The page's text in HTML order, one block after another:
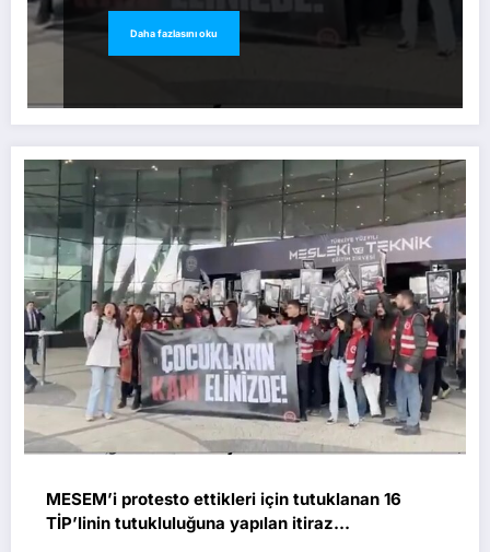
Daha fazlasını oku
MESEM’i protesto ettikleri için tutuklanan 16
TİP’linin tutukluluğuna yapılan itiraz